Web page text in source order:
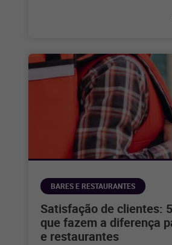
BARES E RESTAURANTES
Satisfação de clientes:
que fazem a diferença
e restaurantes